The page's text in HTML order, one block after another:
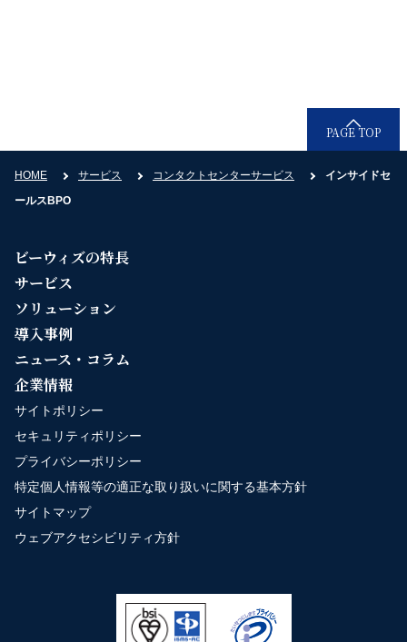
HOME サービス コンタクトセンターサービス
インサイドセ
ールスBPO
PAGE TOP
ビーウィズの特長
サービス
ソリューション
導入事例
ニュース・コラム
企業情報
サイトポリシー
セキュリティポリシー
プライバシーポリシー
特定個人情報等の適正な取り扱いに関する基本方針
サイトマップ
ウェブアクセシビリティ方針